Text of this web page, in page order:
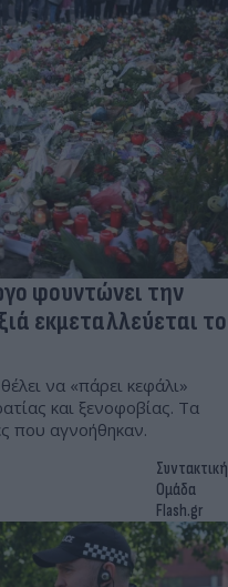
φουντώνει την
εκμεταλλεύεται το
να «πάρει κεφάλι»
και ξενοφοβίας. Τα
που αγνοήθηκαν.
Συντακτική
Ομάδα
Flash.gr